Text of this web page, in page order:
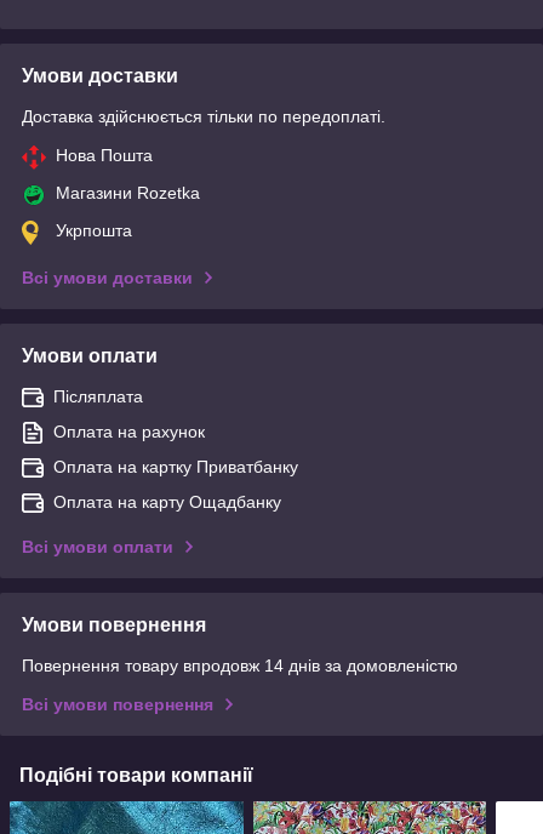
Умови доставки
Доставка здійснюється тільки по передоплаті.
Нова Пошта
Магазини Rozetka
Укрпошта
Всі умови доставки
Умови оплати
Післяплата
Оплата на рахунок
Оплата на картку Приватбанку
Оплата на карту Ощадбанку
Всі умови оплати
Умови повернення
Повернення товару впродовж 14 днів за домовленістю
Всі умови повернення
Подібні товари компанії